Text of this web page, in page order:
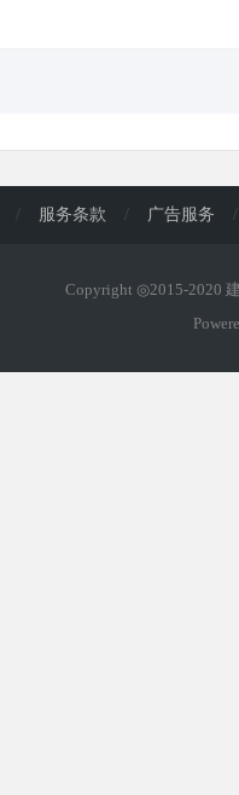
/ 服务条款 / 广告服务 /
Copyright ◎2015-2020